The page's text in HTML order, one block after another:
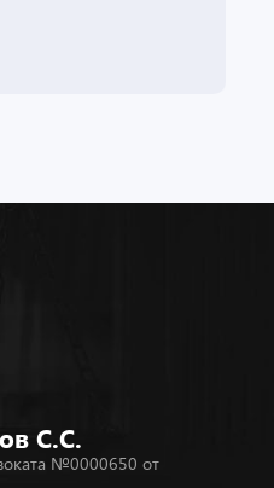
С.С.
№0000650 от